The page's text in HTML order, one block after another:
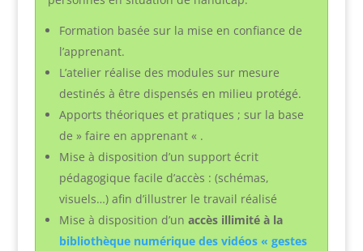
Formation basée sur la mise en confiance de
l’apprenant.
L’atelier réalise des modules sur mesure
destinés à être dispensés en milieu protégé.
Apports théoriques et pratiques ; sur la base
de » faire en apprenant « .
Mise à disposition d’un support écrit
pédagogique facile d’accès : (schémas,
visuels…) afin d’illustrer le travail réalisé
Mise à disposition d’un accès illimité à la
bibliothèque numérique des vidéos « gestes